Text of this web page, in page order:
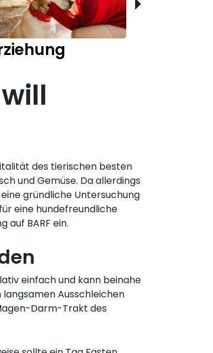
des tierischen besten
und Gemüse. Da allerdings
gründliche Untersuchung
eine hundefreundliche
auf BARF ein.
einfach und kann beinahe
Ausschleichen
Darm-Trakt des